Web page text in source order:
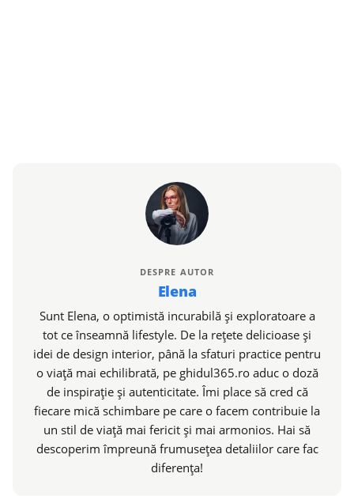
DESPRE AUTOR
Elena
Sunt Elena, o optimistă incurabilă și exploratoare a
tot ce înseamnă lifestyle. De la rețete delicioase și
idei de design interior, până la sfaturi practice pentru
o viață mai echilibrată, pe ghidul365.ro aduc o doză
de inspirație și autenticitate. Îmi place să cred că
fiecare mică schimbare pe care o facem contribuie la
un stil de viață mai fericit și mai armonios. Hai să
descoperim împreună frumusețea detaliilor care fac
diferența!